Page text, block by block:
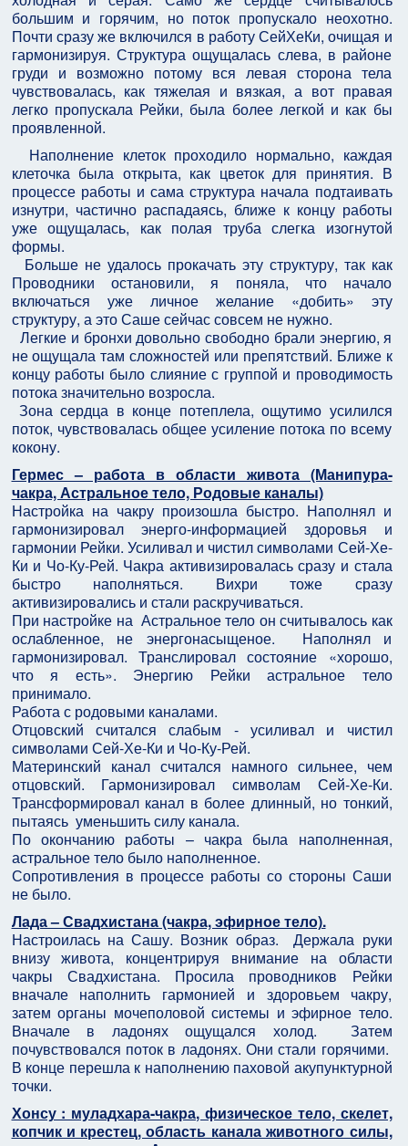
большим и горячим, но поток пропускало неохотно.
Почти сразу же включился в работу СейХеКи, очищая и
гармонизируя. Структура ощущалась слева, в районе
груди и возможно потому вся левая сторона тела
чувствовалась, как тяжелая и вязкая, а вот правая
легко пропускала Рейки, была более легкой и как бы
проявленной.
Наполнение клеток проходило нормально, каждая
клеточка была открыта, как цветок для принятия. В
процессе работы и сама структура начала подтаивать
изнутри, частично распадаясь, ближе к концу работы
уже ощущалась, как полая труба слегка изогнутой
формы.
Больше не удалось прокачать эту структуру, так как
Проводники остановили, я поняла, что начало
включаться уже личное желание «добить» эту
структуру, а это Саше сейчас совсем не нужно.
Легкие и бронхи довольно свободно брали энергию, я
не ощущала там сложностей или препятствий. Ближе к
концу работы было слияние с группой и проводимость
потока значительно возросла.
Зона сердца в конце потеплела, ощутимо усилился
поток, чувствовалась общее усиление потока по всему
кокону.
Гермес – работа в области живота (Манипура-
чакра, Астральное тело, Родовые каналы)
Настройка на чакру произошла быстро. Наполнял и
гармонизировал энерго-информацией здоровья и
гармонии Рейки. Усиливал и чистил символами Сей-Хе-
Ки и Чо-Ку-Рей. Чакра активизировалась сразу и стала
быстро наполняться. Вихри тоже сразу
активизировались и стали раскручиваться.
При настройке на Астральное тело он считывалось как
ослабленное, не энергонасыщеное. Наполнял и
гармонизировал. Транслировал состояние «хорошо,
что я есть». Энергию Рейки астральное тело
принимало.
Работа с родовыми каналами.
Отцовский считался слабым - усиливал и чистил
символами Сей-Хе-Ки и Чо-Ку-Рей.
Материнский канал считался намного сильнее, чем
отцовский. Гармонизировал символам Сей-Хе-Ки.
Трансформировал канал в более длинный, но тонкий,
пытаясь уменьшить силу канала.
По окончанию работы – чакра была наполненная,
астральное тело было наполненное.
Сопротивления в процессе работы со стороны Саши
не было.
Лада – Свадхистана (чакра, эфирное тело).
Настроилась на Сашу. Возник образ. Держала руки
внизу живота, концентрируя внимание на области
чакры Свадхистана. Просила проводников Рейки
вначале наполнить гармонией и здоровьем чакру,
затем органы мочеполовой системы и эфирное тело.
Вначале в ладонях ощущался холод. Затем
почувствовался поток в ладонях. Они стали горячими.
В конце перешла к наполнению паховой акупунктурной
точки.
Хонсу : муладхара-чакра, физическое тело, скелет,
копчик и крестец, область канала животного силы,